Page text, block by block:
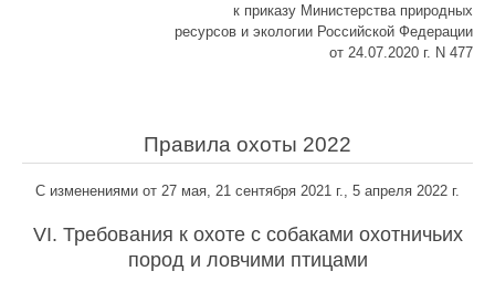
к приказу Министерства природных
ресурсов и экологии Российской Федерации
от 24.07.2020 г. N 477
Правила охоты 2022
С изменениями от 27 мая, 21 сентября 2021 г., 5 апреля 2022 г.
VI. Требования к охоте с собаками охотничьих
пород и ловчими птицами